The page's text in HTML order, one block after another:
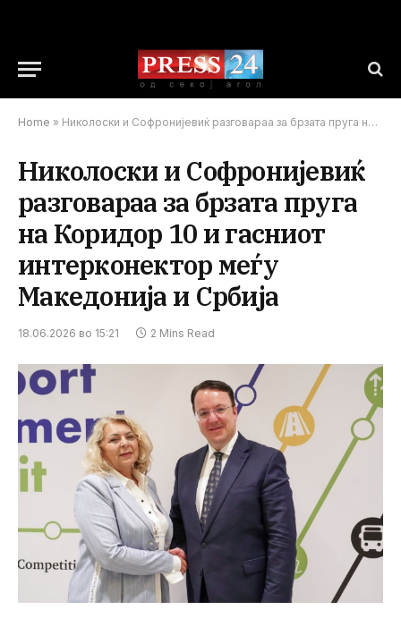
Home » Николоски и Софронијевиќ разговараа за брзата пруга на Коридор 10 и гасниот интерконектор меѓу Македонија и Србија
Николоски и Софронијевиќ
разговараа за брзата пруга
на Коридор 10 и гасниот
интерконектор меѓу
Македонија и Србија
18.06.2026 во 15:21 2 Mins Read